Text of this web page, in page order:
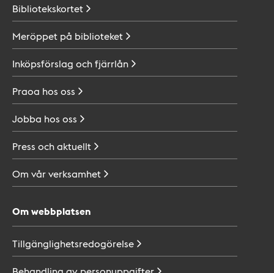
Bibliotekskortet
Meröppet på biblioteket
Inköpsförslag ochfjärrlån
Praoa hos oss
Jobba hos oss
Press ochaktuellt
Om vårverksamhet
Om webbplatsen
Tillgänglighetsredogörelse